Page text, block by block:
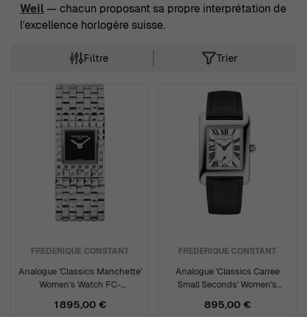
Weil— chacun proposant sa propre interprétation de
l’excellence horlogère suisse.
Skip to product list
Filtre Trier
FREDERIQUE CONSTANT
Analogue 'Classics Manchette'
Women's Watch FC-
1 895,00 €
FREDERIQUE CONSTANT
Analogue 'Classics Carree
Small Seconds' Women's
895,00 €